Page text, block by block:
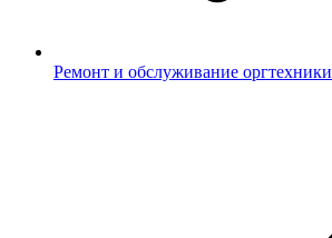
Ремонт и обслуживание оргтехники